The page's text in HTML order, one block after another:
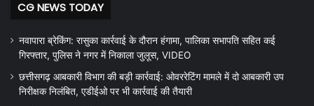
CG NEWS TODAY
नवापारा ब्रेकिंग: रासुका कार्रवाई के दौरान हंगामा, पालिका सभापति सहित कई
गिरफ्तार, पुलिस ने नगर में निकाला जुलूस, VIDEO
छत्तीसगढ़ आबकारी विभाग की बड़ी कार्रवाई: ओवररेटिंग मामले में दो आबकारी उप
निरीक्षक निलंबित, एडीईओ पर भी कार्रवाई की तैयारी